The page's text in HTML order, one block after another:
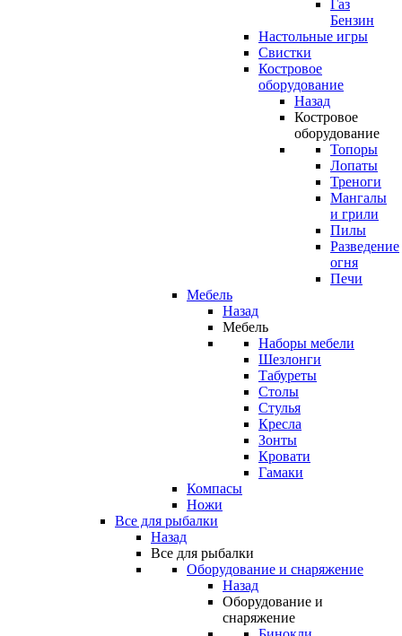
Газ
Бензин
Настольные игры
Свистки
Костровое
оборудование
Назад
Костровое
оборудование
Топоры
Лопаты
Треноги
Мангалы
и грили
Пилы
Разведение
огня
Печи
Мебель
Назад
Мебель
Наборы мебели
Шезлонги
Табуреты
Столы
Стулья
Кресла
Зонты
Кровати
Гамаки
Компасы
Ножи
Все для рыбалки
Назад
Все для рыбалки
Оборудование и снаряжение
Назад
Оборудование и
снаряжение